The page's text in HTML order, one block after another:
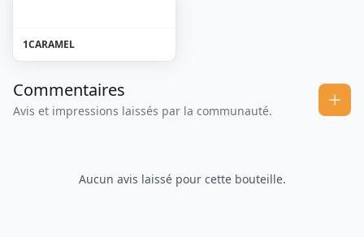
1CARAMEL
Commentaires
Avis et impressions laissés par la communauté.
Aucun avis laissé pour cette bouteille.